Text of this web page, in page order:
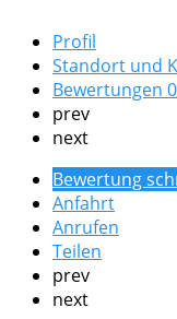
Profil
Standort und
Bewertungen 0
prev
next
Bewertung
Anfahrt
Anrufen
Teilen
prev
next